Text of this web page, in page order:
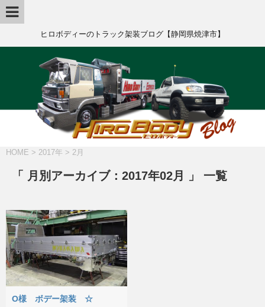
ヒロボディーのトラック架装ブログ【静岡県焼津市】
HOME > 2017年 > 2月
「 月別アーカイブ：2017年02月 」 一覧
O様 ボデー架装 ☆